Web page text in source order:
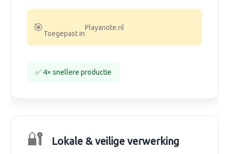
🎯
Toegepast in
Playanote.nl
✅ 4× snellere productie
🔐 Lokale & veilige verwerking